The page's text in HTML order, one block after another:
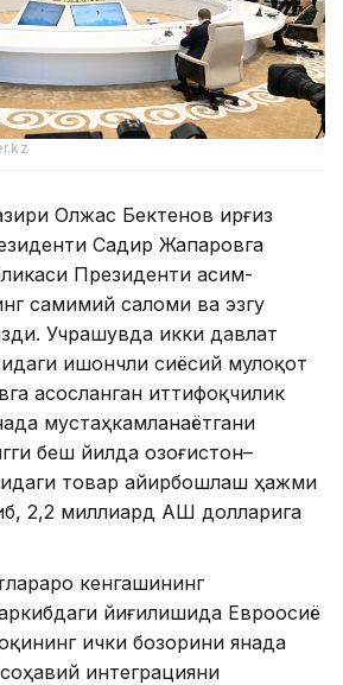
Олжас Бектенов Қирғиз
Садир Жапаровга
Президенти Қасим-
самимий саломи ва эзгу
Учрашувда икки давлат
ишончли сиёсий мулоқот
асосланган иттифоқчилик
мустаҳкамланаётгани
беш йилда Қозоғистон–
товар айирбошлаш ҳажми
2,2 миллиард АҚШ долларига
кенгашининг
йиғилишида Евроосиё
ички бозорини янада
интеграцияни